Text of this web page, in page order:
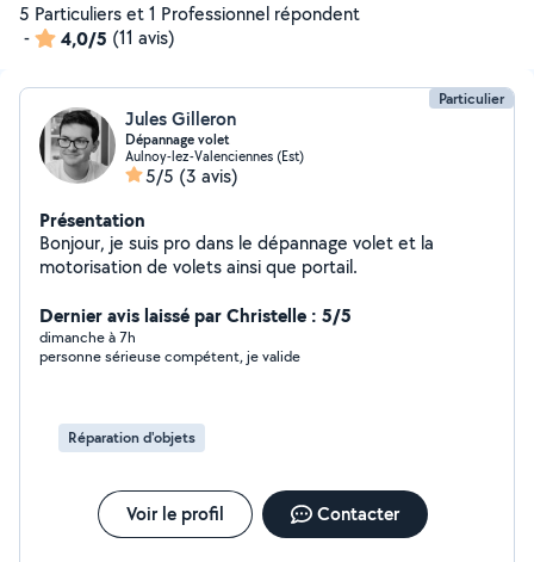
5 Particuliers et 1 Professionnel répondent
-
4,0/5 (11 avis)
Particulier
Jules Gilleron
Dépannage volet
Aulnoy-lez-Valenciennes (Est)
5/5 (3 avis)
Présentation
Bonjour, je suis pro dans le dépannage volet et la
motorisation de volets ainsi que portail.
Dernier avis laissé par Christelle : 5/5
dimanche à 7h
personne sérieuse compétent, je valide
Réparation d'objets
Voir le profil Contacter